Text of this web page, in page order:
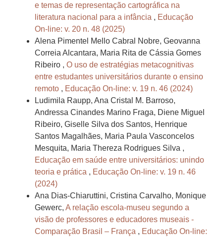
e temas de representação cartográfica na
literatura nacional para a infância , Educação
On-line: v. 20 n. 48 (2025)
Alena Pimentel Mello Cabral Nobre, Geovanna
Correia Alcantara, Maria Rita de Cássia Gomes
Ribeiro , O uso de estratégias metacognitivas
entre estudantes universitários durante o ensino
remoto , Educação On-line: v. 19 n. 46 (2024)
Ludimila Raupp, Ana Cristal M. Barroso,
Andressa Cinandes Marino Fraga, Diene Miguel
Ribeiro, Giselle Silva dos Santos, Henrique
Santos Magalhães, Maria Paula Vasconcelos
Mesquita, Maria Thereza Rodrigues Silva ,
Educação em saúde entre universitários: unindo
teoria e prática , Educação On-line: v. 19 n. 46
(2024)
Ana Dias-Chiaruttini, Cristina Carvalho, Monique
Gewerc, A relação escola-museu segundo a
visão de professores e educadores museais -
Comparação Brasil – França , Educação On-line: